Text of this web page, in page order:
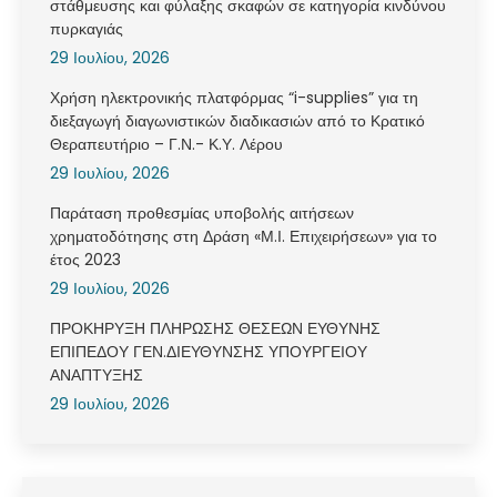
στάθμευσης και φύλαξης σκαφών σε κατηγορία κινδύνου
πυρκαγιάς
29 Ιουλίου, 2026
Χρήση ηλεκτρονικής πλατφόρμας “i-supplies” για τη
διεξαγωγή διαγωνιστικών διαδικασιών από το Κρατικό
Θεραπευτήριο – Γ.Ν.- Κ.Υ. Λέρου
29 Ιουλίου, 2026
Παράταση προθεσμίας υποβολής αιτήσεων
χρηματοδότησης στη Δράση «Μ.Ι. Επιχειρήσεων» για το
έτος 2023
29 Ιουλίου, 2026
ΠΡΟΚΗΡΥΞΗ ΠΛΗΡΩΣΗΣ ΘΕΣΕΩΝ ΕΥΘΥΝΗΣ
ΕΠΙΠΕΔΟΥ ΓΕΝ.ΔΙΕΥΘΥΝΣΗΣ ΥΠΟΥΡΓΕΙΟΥ
ΑΝΑΠΤΥΞΗΣ
29 Ιουλίου, 2026